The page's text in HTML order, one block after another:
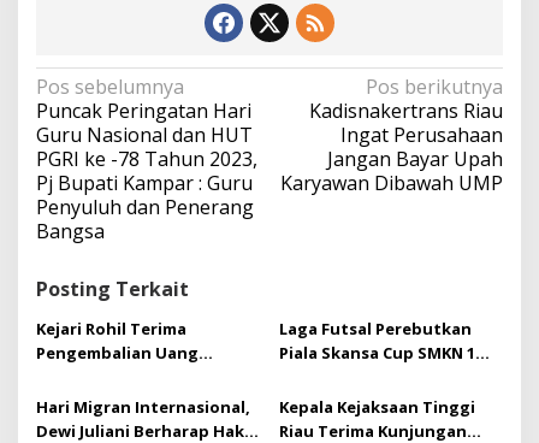
N
a
v
i
g
a
s
i
o
Pos sebelumnya
Puncak Peringatan Hari
Guru Nasional dan HUT
PGRI ke -78 Tahun 2023,
Pj Bupati Kampar : Guru
Penyuluh dan Penerang
Bangsa
Pos berikutnya
Kadisnakertrans Riau
Ingat Perusahaan
Jangan Bayar Upah
Karyawan Dibawah UMP
Posting Terkait
Kejari Rohil Terima
Pengembalian Uang
Kasus Korupsi ADK
Laga Futsal Perebutkan
Piala Skansa Cup SMKN 1
Turnamen futsal Se Riau
Hari Migran Internasional,
Dewi Juliani Berharap Hak
Kepala Kejaksaan Tinggi
Riau Terima Kunjungan